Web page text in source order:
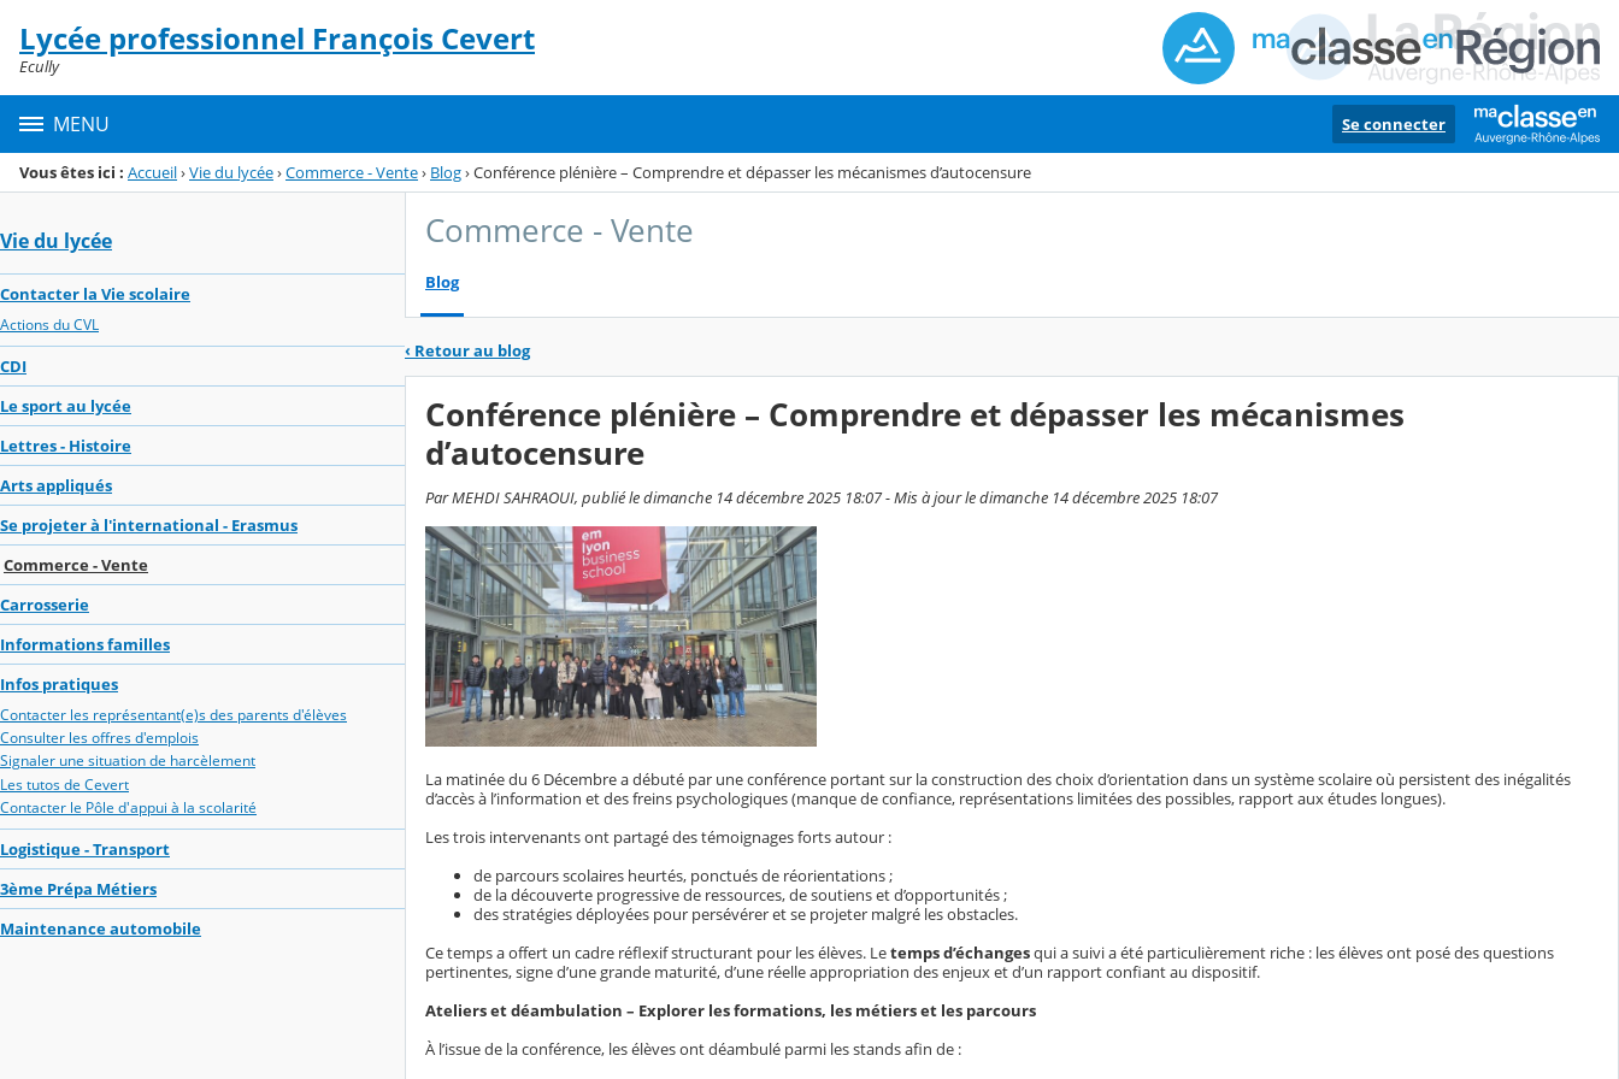
Menu de la rubrique
Contenu
Lycée professionnel François Cevert
Ecully
MENU Se connecter
Vous êtes ici : Accueil›Vie du lycée›Commerce - Vente› Blog›Conférence plénière – Comprendre et dépasser les mécanismes d’autocensure
Vie du lycée
Contacter la Vie scolaire
Actions du CVL
CDI
Le sport au lycée
Lettres - Histoire
Arts appliqués
Se projeter à l'international - Erasmus
Commerce - Vente
Carrosserie
Informations familles
Infos pratiques
Contacter les représentant(e)s des parents d'élèves
Consulter les offres d'emplois
Signaler une situation de harcèlement
Les tutos de Cevert
Contacter le Pôle d'appui à la scolarité
Logistique - Transport
3ème Prépa Métiers
Maintenance automobile
Commerce - Vente
Blog
‹ Retour au blog
Conférence plénière – Comprendre et dépasser les mécanismes
d’autocensure
Par MEHDI SAHRAOUI, publié le dimanche 14 décembre 2025 18:07 - Mis à jour le dimanche 14 décembre 2025 18:07
La matinée du 6 Décembre a débuté par une conférence portant sur la construction des choix d’orientation dans un système scolaire où persistent des inégalités
d’accès à l’information et des freins psychologiques (manque de confiance, représentations limitées des possibles, rapport aux études longues).
Les trois intervenants ont partagé des témoignages forts autour :
de parcours scolaires heurtés, ponctués de réorientations ;
de la découverte progressive de ressources, de soutiens et d’opportunités ;
des stratégies déployées pour persévérer et se projeter malgré les obstacles.
Ce temps a offert un cadre réflexif structurant pour les élèves. Letemps d’échangesqui a suivi a été particulièrement riche : les élèves ont posé des questions
pertinentes, signe d’une grande maturité, d’une réelle appropriation des enjeux et d’un rapport confiant au dispositif.
Ateliers et déambulation – Explorer les formations, les métiers et les parcours
À l’issue de la conférence, les élèves ont déambulé parmi les stands afin de :